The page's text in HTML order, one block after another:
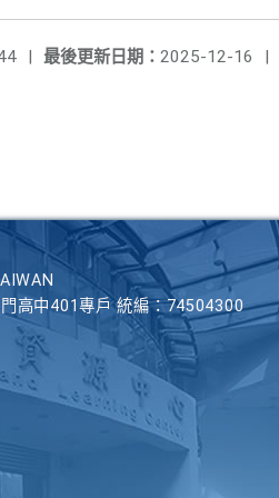
最後更新日期： 2025-12-16 |
|
高中401專戶 統編：74504300